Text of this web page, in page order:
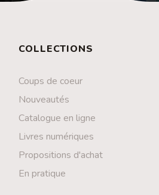
COLLECTIONS
Coups de coeur
Nouveautés
Catalogue en ligne
Livres numériques
Propositions d'achat
En pratique